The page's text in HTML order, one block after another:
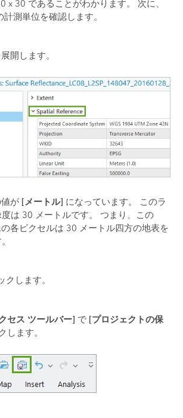
x 30 であることがわかります。 次に、
測単位を確認します。
開します。
が [メートル] になっています。 このラ
は 30 メートルです。 つまり、この
各ピクセルは 30 メートル四方の地表を
クします。
セス ツールバー] で [プロジェクトの保
します。